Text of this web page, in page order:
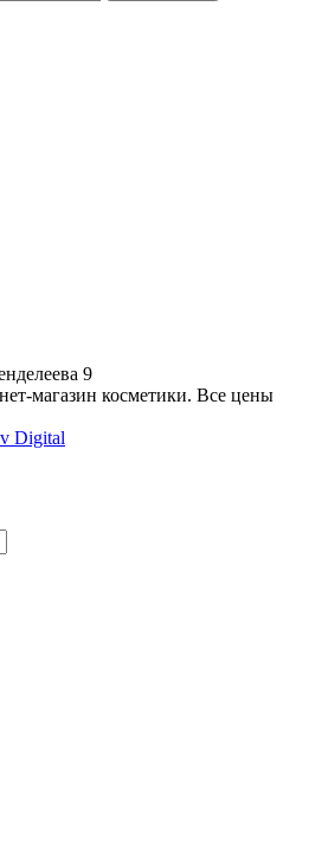
9
магазин косметики. Все цены
Digital